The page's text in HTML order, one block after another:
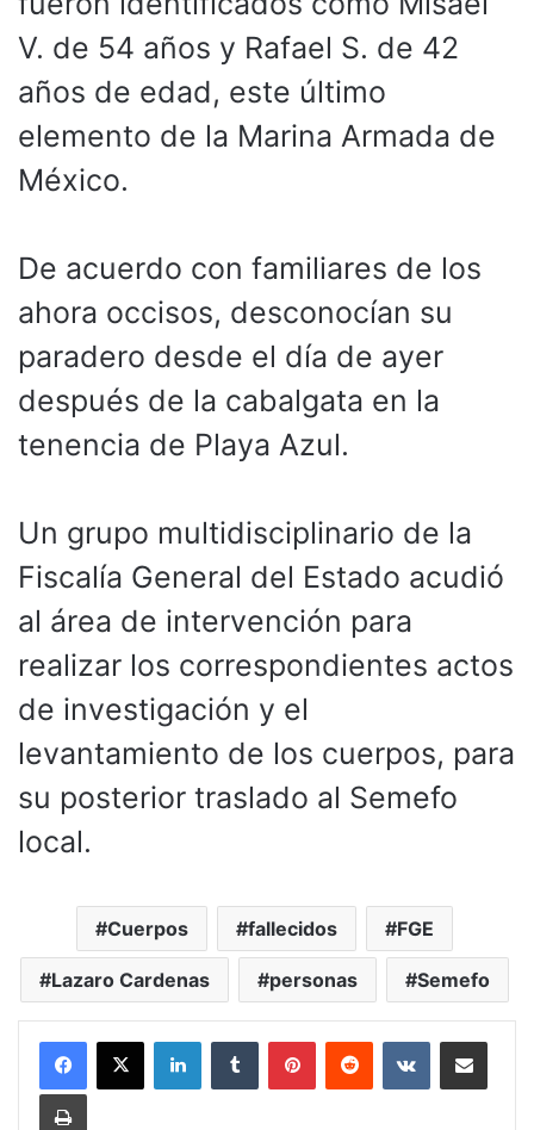
V. de 54 años y Rafael S. de 42
años de edad, este último
elemento de la Marina Armada de
México.
De acuerdo con familiares de los
ahora occisos, desconocían su
paradero desde el día de ayer
después de la cabalgata en la
tenencia de Playa Azul.
Un grupo multidisciplinario de la
Fiscalía General del Estado acudió
al área de intervención para
realizar los correspondientes actos
de investigación y el
levantamiento de los cuerpos, para
su posterior traslado al Semefo
local.
Cuerpos fallecidos FGE
Lazaro Cardenas personas Semefo
LinkedInTumblr PinterestReddit VKontakteCompartir por
Imprimir